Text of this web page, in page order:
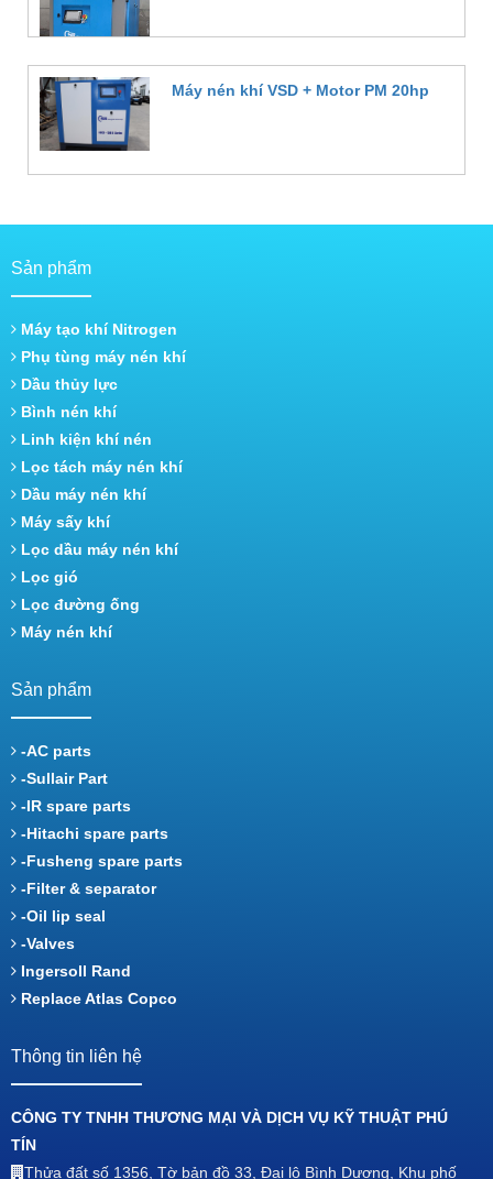
Máy nén khí VSD + Motor PM 20hp
Sản phẩm
Máy tạo khí Nitrogen
Phụ tùng máy nén khí
Dầu thủy lực
Bình nén khí
Linh kiện khí nén
Lọc tách máy nén khí
Dầu máy nén khí
Máy sấy khí
Lọc dầu máy nén khí
Lọc gió
Lọc đường ống
Máy nén khí
Sản phẩm
-AC parts
-Sullair Part
-IR spare parts
-Hitachi spare parts
-Fusheng spare parts
-Filter & separator
-Oil lip seal
-Valves
Ingersoll Rand
Replace Atlas Copco
Thông tin liên hệ
CÔNG TY TNHH THƯƠNG MẠI VÀ DỊCH VỤ KỸ THUẬT PHÚ
TÍN
Thửa đất số 1356, Tờ bản đồ 33, Đại lộ Bình Dương, Khu phố